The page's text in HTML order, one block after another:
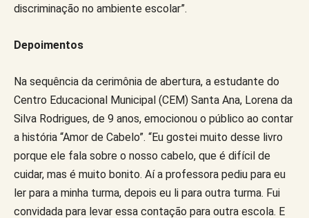
discriminação no ambiente escolar”.
Depoimentos
Na sequência da cerimônia de abertura, a estudante do
Centro Educacional Municipal (CEM) Santa Ana, Lorena da
Silva Rodrigues, de 9 anos, emocionou o público ao contar
a história “Amor de Cabelo”. “Eu gostei muito desse livro
porque ele fala sobre o nosso cabelo, que é difícil de
cuidar, mas é muito bonito. Aí a professora pediu para eu
ler para a minha turma, depois eu li para outra turma. Fui
convidada para levar essa contação para outra escola. E